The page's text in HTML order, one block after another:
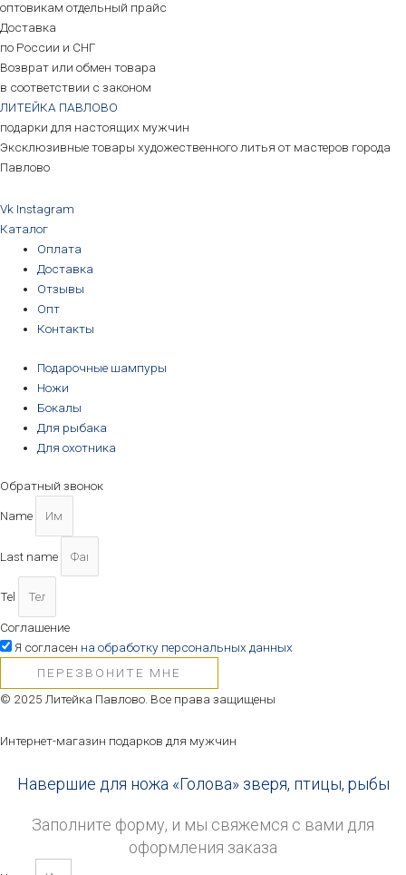
оптовикам отдельный прайс
Доставка
по России и СНГ
Возврат или обмен товара
в соответствии с законом
ЛИТЕЙКА ПАВЛОВО
подарки для настоящих мужчин
Эксклюзивные товары художественного литья от мастеров города
Павлово
Vk Instagram
Каталог
Оплата
Доставка
Отзывы
Опт
Контакты
Подарочные шампуры
Ножи
Бокалы
Для рыбака
Для охотника
Обратный звонок
Name
Last name
Tel
Соглашение
Я согласен на обработку персональных данных
ПЕРЕЗВОНИТЕ МНЕ
© 2025 Литейка Павлово. Все права защищены
Интернет-магазин подарков для мужчин
Навершие для ножа «Голова» зверя, птицы, рыбы
Заполните форму, и мы свяжемся с вами для
оформления заказа